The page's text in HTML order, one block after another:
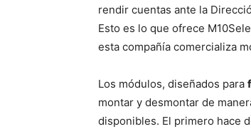
rendir cuentas ante la
Esto es lo que ofrece
esta compañía comercializa
Los módulos, diseñados para
montar y desmontar de
disponibles. El primero hace